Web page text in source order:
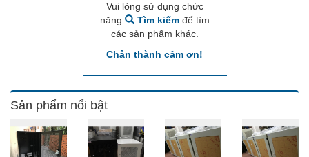
Vui lòng sử dụng chức
năng
Tìm kiếmđể tìm
các sản phẩm khác.
Chân thành cảm ơn!
Sản phẩm nổi bật